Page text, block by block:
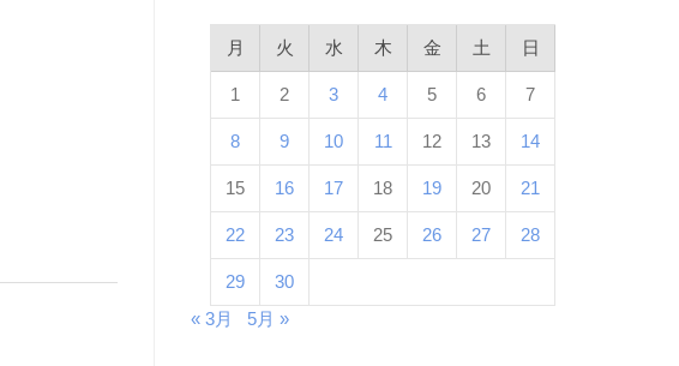
月 火 水 木 金 土 日
1 2 3 4 5 6 7
8 9 10 11 12 13 14
15 16 17 18 19 20 21
22 23 24 25 26 27 28
29
30
« 3月
5月 »